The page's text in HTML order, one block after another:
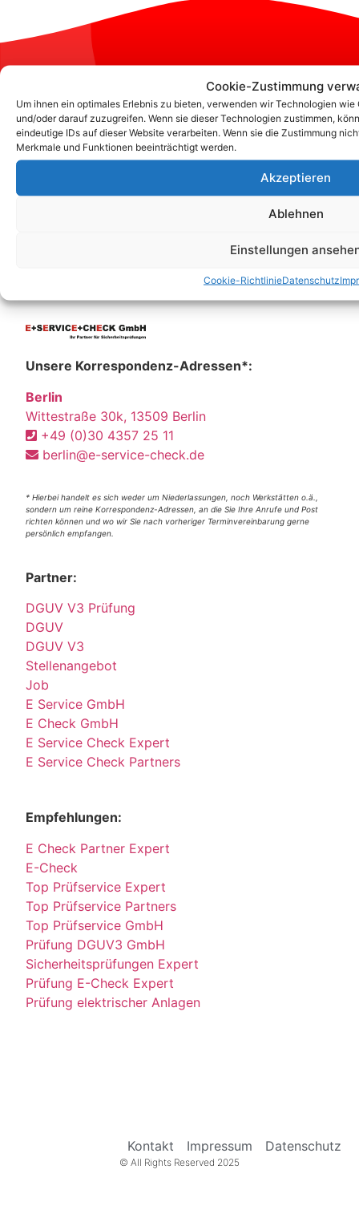
Cookie-Zustimmung
Um ihnen ein optimales Erlebnis zu bieten, verwenden wir Technologien
und/oder darauf zuzugreifen. Wenn sie dieser Technologien zustimmen,
eindeutige IDs auf dieser Website verarbeiten. Wenn sie die Zustimmung
Merkmale und Funktionen beeinträchtigt werden.
Akzeptieren
Ablehnen
Einstellungen
Cookie-RichtlinieDatenschutz
Kontakt
Unsere Korrespondenz-Adressen*:
Berlin
Wittestraße 30k, 13509 Berlin
+49 (0)30 4357 25 11
berlin@e-service-check.de
* Hierbei handelt es sich weder um Niederlassungen, noch Werkstätten o.ä.,
sondern um reine Korrespondenz-Adressen, an die Sie Ihre Anrufe und Post
richten können und wo wir Sie nach vorheriger Terminvereinbarung gerne
persönlich empfangen.
Partner:
DGUV V3 Prüfung
DGUV
DGUV V3
Stellenangebot
Job
E Service GmbH
E Check GmbH
E Service Check Expert
E Service Check Partners
Empfehlungen:
E Check Partner Expert
E-Check
Top Prüfservice Expert
Top Prüfservice Partners
Top Prüfservice GmbH
Prüfung DGUV3 GmbH
Sicherheitsprüfungen Expert
Prüfung E-Check Expert
Prüfung elektrischer Anlagen
Kontakt Impressum Datenschutz
© All Rights Reserved 2025